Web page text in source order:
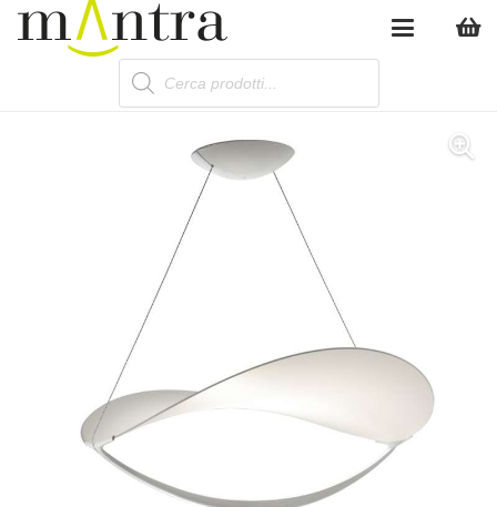
Products
search